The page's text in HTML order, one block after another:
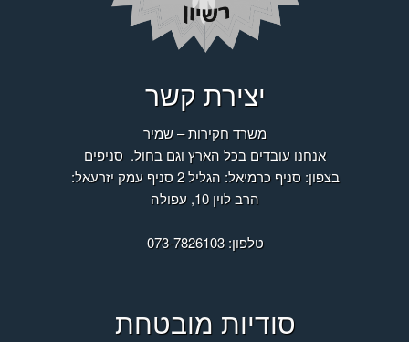
יצירת קשר
משרד חקירות – שמיר
אנחנו עובדים בכל הארץ וגם בחול. סניפים
בצפון: סניף כרמיאל: הגליל 2 סניף עמק יזרעאל:
הרב לוין 10, עפולה
טלפון: 073-7826103
סודיות מובטחת